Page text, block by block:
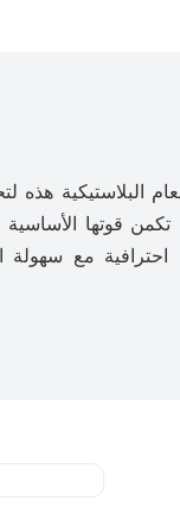
البلاستيكية هذه
تكمن قوتها